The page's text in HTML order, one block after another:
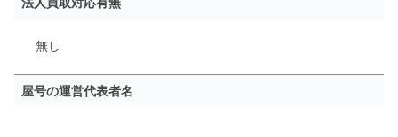
法人買取対応有無
無し
屋号の運営代表者名